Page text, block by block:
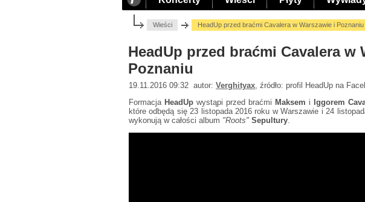
Wieści HeadUp przed braćmi Cavalera w Warszawie i Poznaniu
HeadUp przed braćmi Cavalera w
Poznaniu
19.11.2016 09:32 autor: Verghityax , źródło: profil HeadUp na
Formacja HeadUp wystąpi przed braćmi Maksem i Iggorem
które odbędą się 23 listopada 2016 roku w Warszawie i 24
wykonują w całości album "Roots" Sepultury